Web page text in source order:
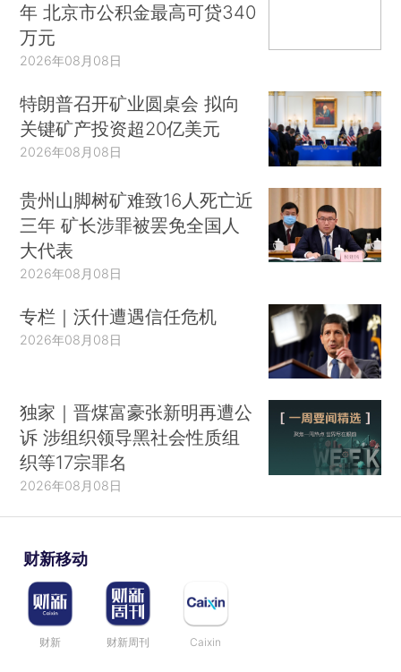
年 北京市公积金最高可贷340
万元
2026年08月08日
特朗普召开矿业圆桌会 拟向
关键矿产投资超20亿美元
2026年08月08日
贵州山脚树矿难致16人死亡近
三年 矿长涉罪被罢免全国人
大代表
2026年08月08日
专栏｜沃什遭遇信任危机
2026年08月08日
独家｜晋煤富豪张新明再遭公
诉 涉组织领导黑社会性质组
织等17宗罪名
2026年08月08日
财新移动
财新 财新周刊 Caixin